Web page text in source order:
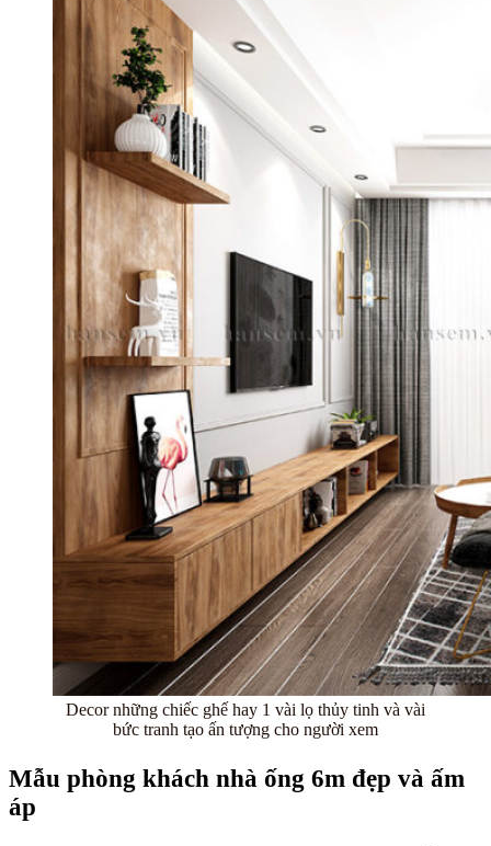
Decor những chiếc ghế hay 1 vài lọ thủy tinh và vài
bức tranh tạo ấn tượng cho người xem
Mẫu phòng khách nhà ống 6m đẹp và ấm
áp